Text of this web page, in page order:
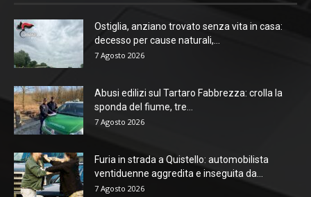
Ostiglia, anziano trovato senza vita in casa:
decesso per cause naturali,...
7 Agosto 2026
Abusi edilizi sul Tartaro Fabbrezza: crolla la
sponda del fiume, tre...
7 Agosto 2026
Furia in strada a Quistello: automobilista
ventiduenne aggredita e inseguita da...
7 Agosto 2026